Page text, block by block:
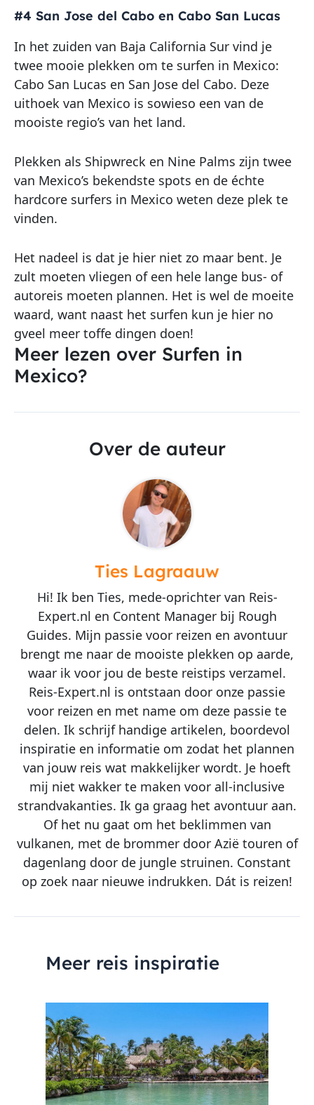
#4 San Jose del Cabo en Cabo San Lucas
In het zuiden van Baja California Sur vind je
twee mooie plekken om te surfen in Mexico:
Cabo San Lucas en San Jose del Cabo. Deze
uithoek van Mexico is sowieso een van de
mooiste regio’s van het land.
Plekken als Shipwreck en Nine Palms zijn twee
van Mexico’s bekendste spots en de échte
hardcore surfers in Mexico weten deze plek te
vinden.
Het nadeel is dat je hier niet zo maar bent. Je
zult moeten vliegen of een hele lange bus- of
autoreis moeten plannen. Het is wel de moeite
waard, want naast het surfen kun je hier no
gveel meer toffe dingen doen!
Meer lezen over Surfen in
Mexico?
Over de auteur
Ties Lagraauw
Hi! Ik ben Ties, mede-oprichter van Reis-
Expert.nl en Content Manager bij Rough
Guides. Mijn passie voor reizen en avontuur
brengt me naar de mooiste plekken op aarde,
waar ik voor jou de beste reistips verzamel.
Reis-Expert.nl is ontstaan door onze passie
voor reizen en met name om deze passie te
delen. Ik schrijf handige artikelen, boordevol
inspiratie en informatie om zodat het plannen
van jouw reis wat makkelijker wordt. Je hoeft
mij niet wakker te maken voor all-inclusive
strandvakanties. Ik ga graag het avontuur aan.
Of het nu gaat om het beklimmen van
vulkanen, met de brommer door Azië touren of
dagenlang door de jungle struinen. Constant
op zoek naar nieuwe indrukken. Dát is reizen!
Meer reis inspiratie